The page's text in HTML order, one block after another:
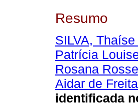
Resumo
SILVA,
Patrícia
Rosana
Aidar de
identificada